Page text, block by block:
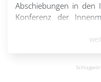
Abschiebungen in den
Konferenz der
Gefährdern und